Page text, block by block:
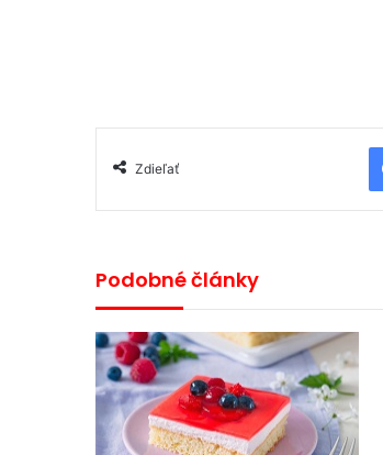
Zdieľať
Podobné články